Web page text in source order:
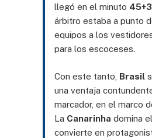
llegó en el minuto 45+3
árbitro estaba a punto
equipos a los
para los escoceses.
Con este tanto, Brasil
una ventaja
marcador, en el marco
La Canarinha domina
convierte en